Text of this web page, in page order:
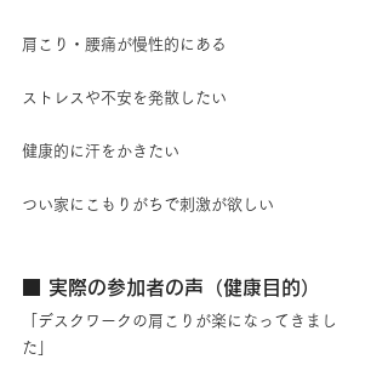
肩こり・腰痛が慢性的にある
ストレスや不安を発散したい
健康的に汗をかきたい
つい家にこもりがちで刺激が欲しい
■ 実際の参加者の声（健康目的）
「デスクワークの肩こりが楽になってきまし
た」